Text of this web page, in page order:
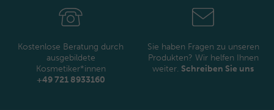
Kostenlose Beratung durch
ausgebildete
Kosmetiker*innen
+49 721 8933160
Sie haben Fragen zu unseren
Produkten? Wir helfen Ihnen
weiter. Schreiben Sie uns